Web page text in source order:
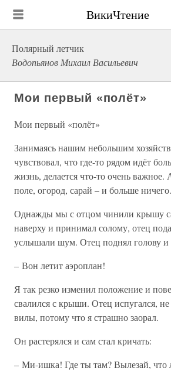
ВикиЧтение
Полярный летчик
Водопьянов Михаил Васильевич
Мои первый «полёт»
Мои первый «полёт»
Занимаясь нашим небольшим
чувствовал, что где-то рядом идёт
жизнь, делается что-то очень важное.
поле, огород, сарай – и больше
Однажды мы с отцом чинили крышу
наверху и принимал солому, отец
услышали шум. Отец поднял голову и
– Вон летит аэроплан!
Я так резко изменил положение и
свалился с крыши. Отец испугался,
вилы, потому что я страшно заорал.
Он растерялся и сам стал кричать:
– Ми-ишка! Где ты там? Вылезай, что